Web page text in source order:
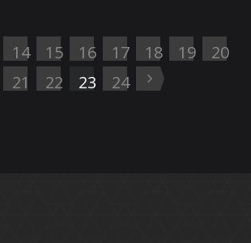
14 15 16 17 18 19
20
21
22 23 24